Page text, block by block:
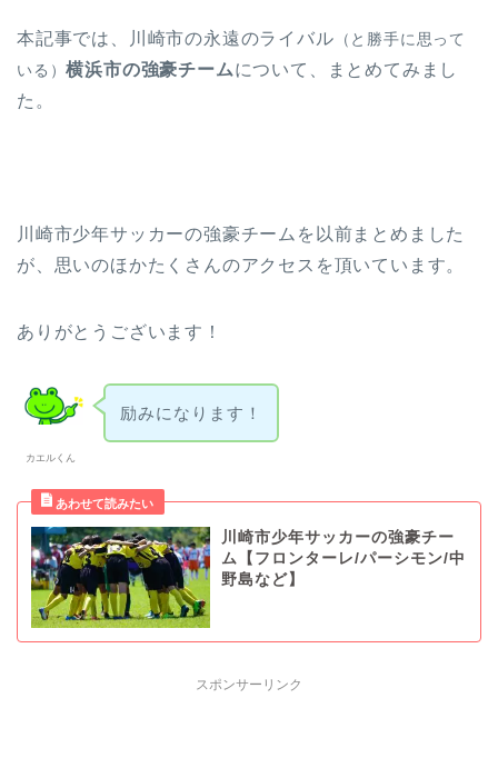
本記事では、川崎市の永遠のライバル （と勝手に思って
いる）横浜市の強豪チームについて、まとめてみまし
た。
川崎市少年サッカーの強豪チームを以前まとめました
が、思いのほかたくさんのアクセスを頂いています。
ありがとうございます！
カエルくん
励みになります！
川崎市少年サッカーの強豪チー
ム【フロンターレ/パーシモン/中
野島など】
スポンサーリンク